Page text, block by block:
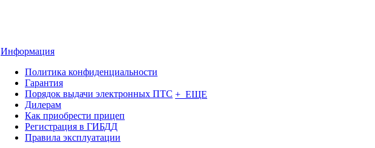
Информация
Политика конфиденциальности
Гарантия
Порядок выдачи электронных ПТС
Дилерам
Как приобрести прицеп
Регистрация в ГИБДД
Правила эксплуатации
+ ЕЩЕ